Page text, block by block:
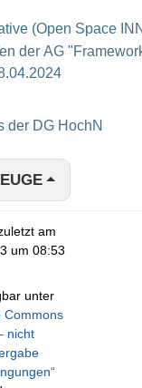
(Open Space
der AG
der DG HochN
am
um 08:53
unter
Commons
nicht